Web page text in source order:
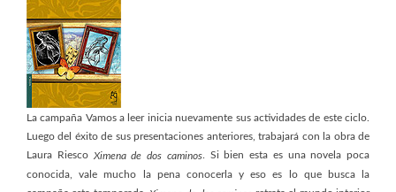
La campaña Vamos a leer inicia nuevamente sus actividades de este ciclo.
Luego del éxito de sus presentaciones anteriores, trabajará con la obra de
Laura Riesco Ximena de dos caminos. Si bien esta es una novela poca
conocida, vale mucho la pena conocerla y eso es lo que busca la